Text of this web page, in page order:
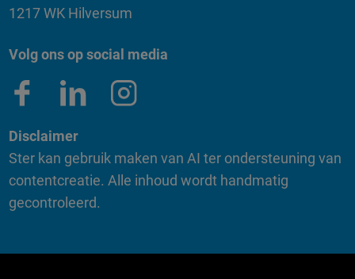
1217 WK Hilversum
Volg ons op social media
Disclaimer
Ster kan gebruik maken van AI ter ondersteuning van
contentcreatie. Alle inhoud wordt handmatig
gecontroleerd.